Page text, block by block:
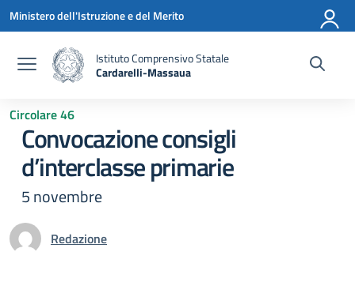
Vai ai contenuti
Vai al menu di navigazione
Vai al footer
Ministero dell'Istruzione e del Merito
Istituto Comprensivo Statale
Cardarelli-Massaua
Circolare 46
Convocazione consigli
d’interclasse primarie
5 novembre
Redazione